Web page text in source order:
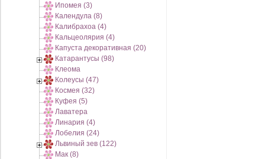
Ипомея (3)
Календула (8)
Калибрахоа (4)
Кальцеолярия (4)
Капуста декоративная (20)
Катарантусы (98)
Клеома
Колеусы (47)
Космея (32)
Куфея (5)
Лаватера
Линария (4)
Лобелия (24)
Львиный зев (122)
Мак (8)